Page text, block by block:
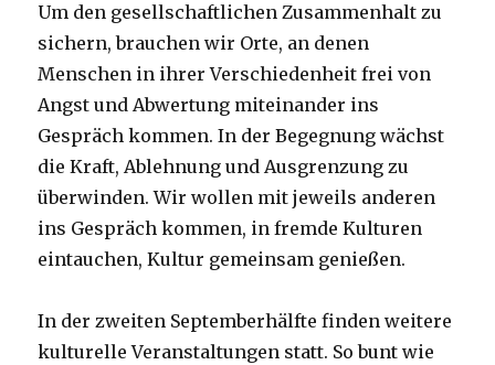
Um den gesellschaftlichen Zusammenhalt zu
sichern, brauchen wir Orte, an denen
Menschen in ihrer Verschiedenheit frei von
Angst und Abwertung miteinander ins
Gespräch kommen. In der Begegnung wächst
die Kraft, Ablehnung und Ausgrenzung zu
überwinden. Wir wollen mit jeweils anderen
ins Gespräch kommen, in fremde Kulturen
eintauchen, Kultur gemeinsam genießen.
In der zweiten Septemberhälfte finden weitere
kulturelle Veranstaltungen statt. So bunt wie